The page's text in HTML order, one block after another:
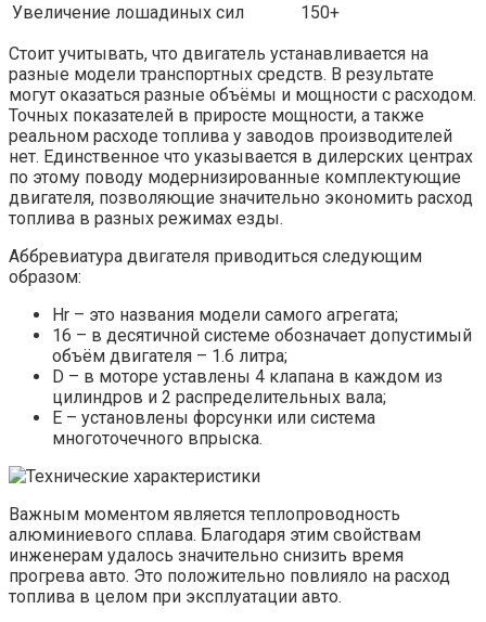
Увеличение лошадиных сил
150+
Стоит учитывать, что двигатель устанавливается на
разные модели транспортных средств. В результате
могут оказаться разные объёмы и мощности с расходом.
Точных показателей в приросте мощности, а также
реальном расходе топлива у заводов производителей
нет. Единственное что указывается в дилерских центрах
по этому поводу модернизированные комплектующие
двигателя, позволяющие значительно экономить расход
топлива в разных режимах езды.
Аббревиатура двигателя приводиться следующим
образом:
Hr – это названия модели самого агрегата;
16 – в десятичной системе обозначает допустимый
объём двигателя – 1.6 литра;
D – в моторе уставлены 4 клапана в каждом из
цилиндров и 2 распределительных вала;
E – установлены форсунки или система
многоточечного впрыска.
Важным моментом является теплопроводность
алюминиевого сплава. Благодаря этим свойствам
инженерам удалось значительно снизить время
прогрева авто. Это положительно повлияло на расход
топлива в целом при эксплуатации авто.